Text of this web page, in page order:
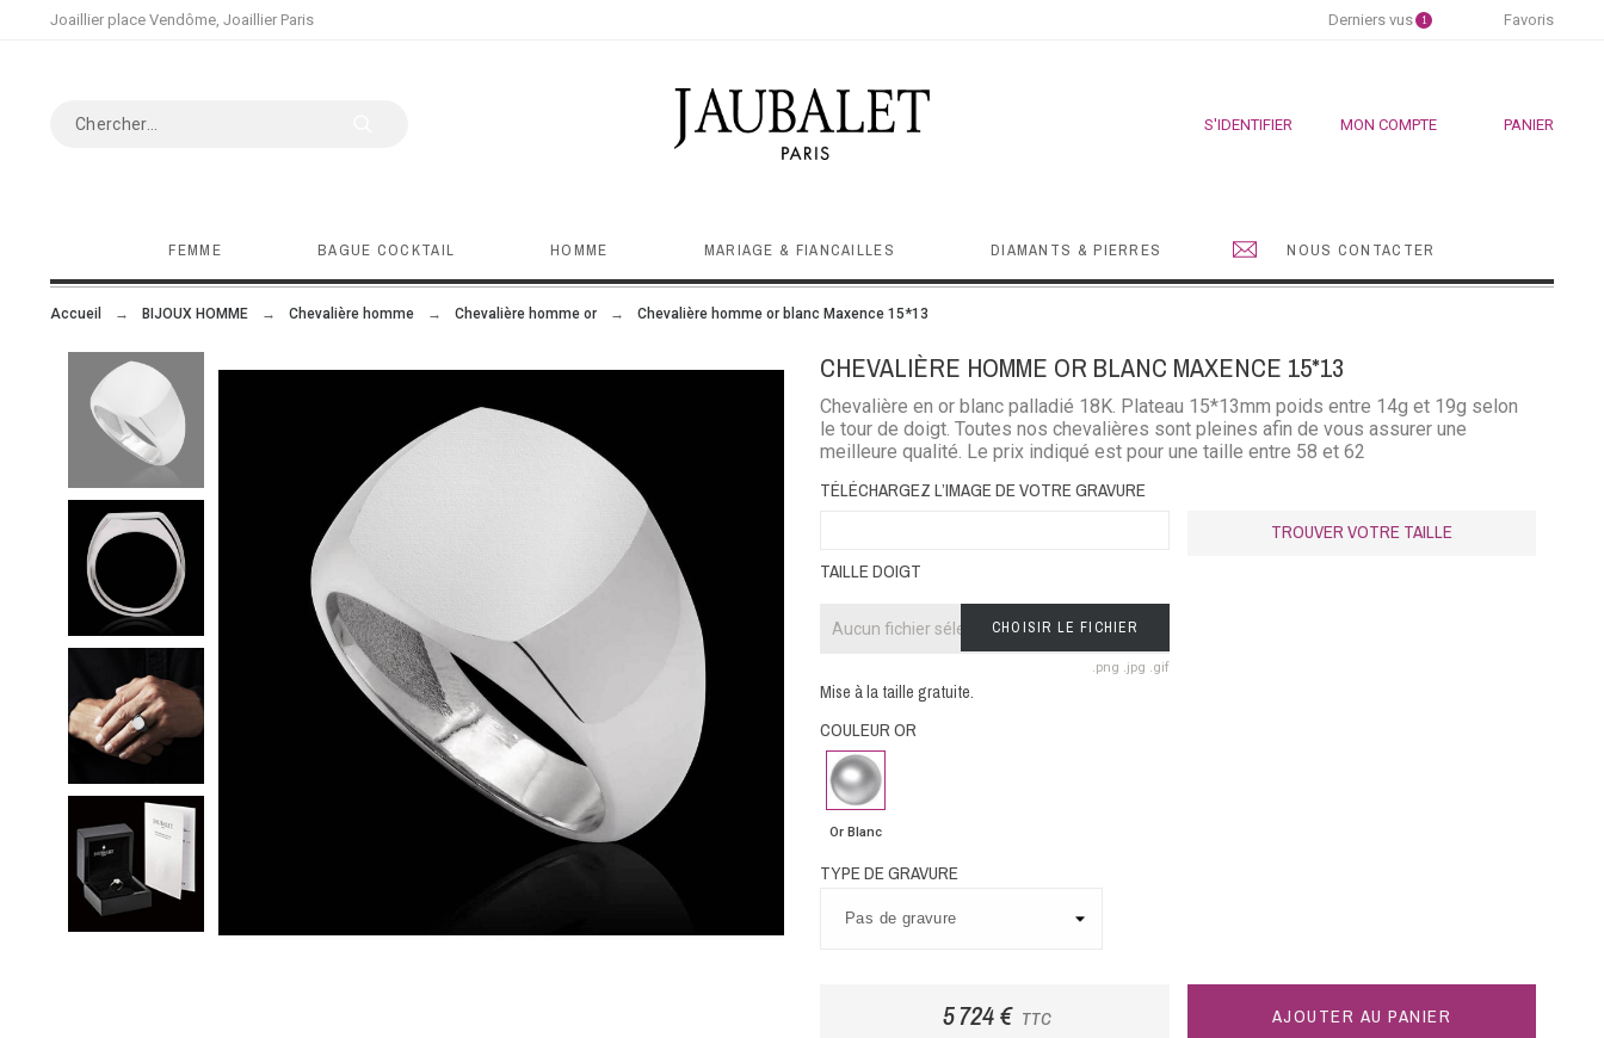
Joaillier place Vendôme, Joaillier Paris Derniers vus 1 Favoris
S'IDENTIFIER MON COMPTE PANIER
FEMME BAGUE COCKTAIL HOMME MARIAGE & FIANCAILLES DIAMANTS & PIERRES NOUS CONTACTER
Accueil BIJOUX HOMME Chevalière homme Chevalière homme or Chevalière homme or blanc Maxence 15*13
CHEVALIÈRE HOMME OR BLANC MAXENCE 15*13
Chevalière en or blanc palladié 18K. Plateau 15*13mm poids entre 14g et 19g selon
le tour de doigt. Toutes nos chevalières sont pleines afin de vous assurer une
meilleure qualité. Le prix indiqué est pour une taille entre 58 et 62
TÉLÉCHARGEZ L’IMAGE DE VOTRE GRAVURE
TAILLE DOIGT
Aucun fichier sélectionnéCHOISIR LE FICHIER
.png .jpg .gif
Mise à la taille gratuite.
TROUVER VOTRE TAILLE
COULEUR OR
Or
Blanc
Or Blanc
TYPE DE GRAVURE
5 724 € TTC AJOUTER AU PANIER